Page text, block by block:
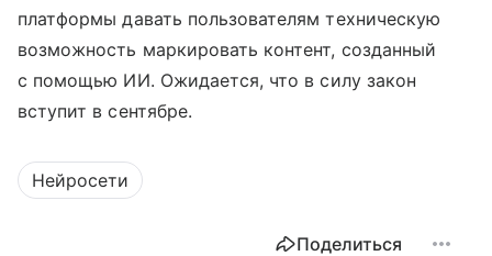
платформы давать пользователям техническую
возможность маркировать контент, созданный
с помощью ИИ. Ожидается, что в силу закон
вступит в сентябре.
Нейросети
Поделиться